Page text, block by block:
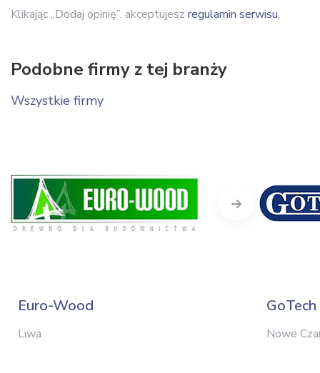
Klikając „Dodaj opinię”, akceptujesz regulamin serwisu.
Podobne firmy z tej branży
Wszystkie firmy
Euro-Wood
Liwa
GoTech
Nowe
Next